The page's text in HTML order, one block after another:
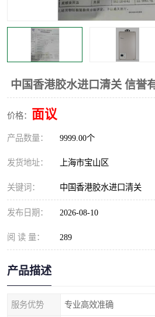
中国香港胶水进口清关 信誉
价格： 面议
产品数量： 9999.00个
发货地址： 上海市宝山区
关键词： 中国香港胶水进口清关
发布日期： 2026-08-10
阅 读 量： 289
产品描述
服务优势 专业高效准确